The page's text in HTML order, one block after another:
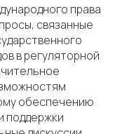
права
связанные
в регуляторной
обеспечению
поддержки